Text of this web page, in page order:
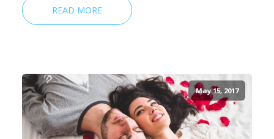
READ MORE
May 15, 2017